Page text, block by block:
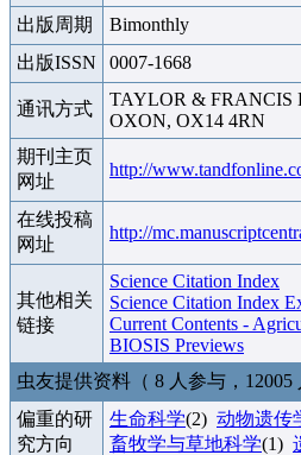
出版周期
Bimonthly
出版ISSN
0007-1668
通讯方式
TAYLOR & FRANCIS
OXON, OX14 4RN
期刊主页
网址
http://
在线投稿
网址
http://
其他相关
链接
Science Citation Index
Science Citation Index
Current Contents -
BIOSIS Previews
虫友提供资料（ 8 人参与，12005
偏重的研
究方向
生命科学(2) 动物遗传
畜牧学与草地科学(1)